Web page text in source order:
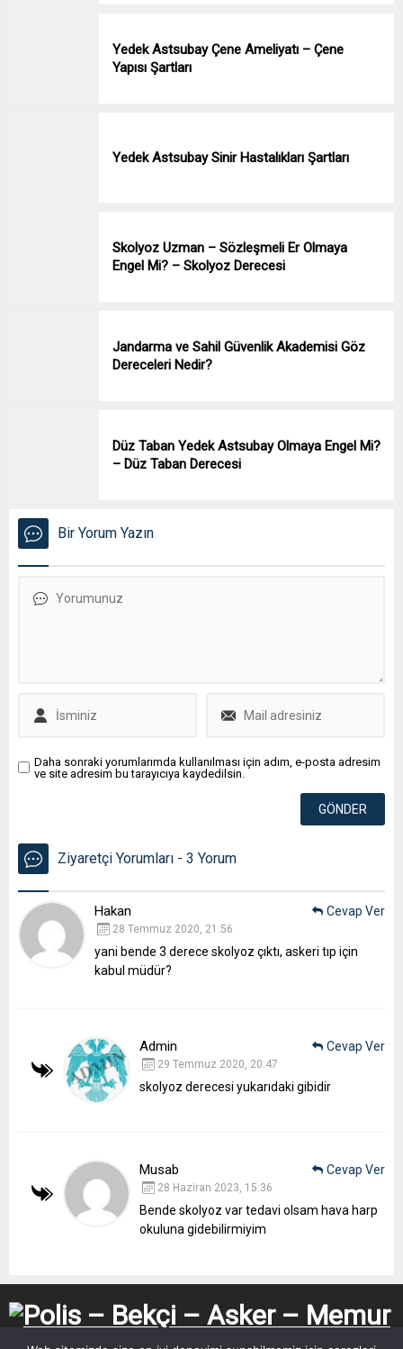
Yedek Astsubay Çene Ameliyatı – Çene
Yapısı Şartları
Yedek Astsubay Sinir Hastalıkları Şartları
Skolyoz Uzman – Sözleşmeli Er Olmaya
Engel Mi? – Skolyoz Derecesi
Jandarma ve Sahil Güvenlik Akademisi Göz
Dereceleri Nedir?
Düz Taban Yedek Astsubay Olmaya Engel Mi?
– Düz Taban Derecesi
Bir Yorum Yazın
Daha sonraki yorumlarımda kullanılması için adım, e-posta adresim
ve site adresim bu tarayıcıya kaydedilsin.
Ziyaretçi Yorumları - 3 Yorum
Hakan
28 Temmuz 2020, 21:56
yani bende 3 derece skolyoz çıktı, askeri tıp için
kabul müdür?
Cevap Ver
Admin
29 Temmuz 2020, 20:47
skolyoz derecesi yukarıdaki gibidir
Cevap Ver
Musab
28 Haziran 2023, 15:36
Bende skolyoz var tedavi olsam hava harp
okuluna gidebilirmiyim
Cevap Ver